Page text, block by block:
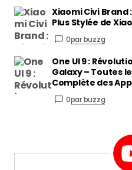
Xiaomi Civi Brand
Plus Stylée de
0par buzzg
One UI 9 :
Galaxy – Toutes
Complète des
0par buzzg